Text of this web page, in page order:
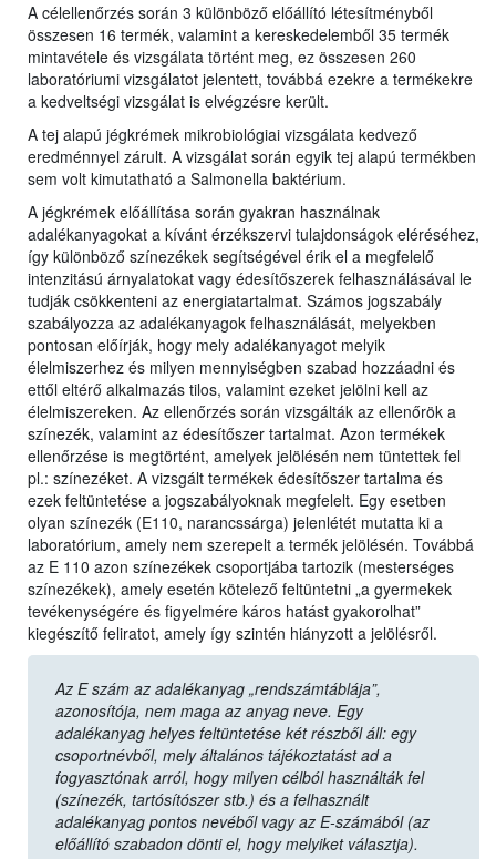
A célellenőrzés során 3 különböző előállító létesítményből
összesen 16 termék, valamint a kereskedelemből 35 termék
mintavétele és vizsgálata történt meg, ez összesen 260
laboratóriumi vizsgálatot jelentett, továbbá ezekre a termékekre
a kedveltségi vizsgálat is elvégzésre került.
A tej alapú jégkrémek mikrobiológiai vizsgálata kedvező
eredménnyel zárult. A vizsgálat során egyik tej alapú termékben
sem volt kimutatható a Salmonella baktérium.
A jégkrémek előállítása során gyakran használnak
adalékanyagokat a kívánt érzékszervi tulajdonságok eléréséhez,
így különböző színezékek segítségével érik el a megfelelő
intenzitású árnyalatokat vagy édesítőszerek felhasználásával le
tudják csökkenteni az energiatartalmat. Számos jogszabály
szabályozza az adalékanyagok felhasználását, melyekben
pontosan előírják, hogy mely adalékanyagot melyik
élelmiszerhez és milyen mennyiségben szabad hozzáadni és
ettől eltérő alkalmazás tilos, valamint ezeket jelölni kell az
élelmiszereken. Az ellenőrzés során vizsgálták az ellenőrök a
színezék, valamint az édesítőszer tartalmat. Azon termékek
ellenőrzése is megtörtént, amelyek jelölésén nem tüntettek fel
pl.: színezéket. A vizsgált termékek édesítőszer tartalma és
ezek feltüntetése a jogszabályoknak megfelelt. Egy esetben
olyan színezék (E110, narancssárga) jelenlétét mutatta ki a
laboratórium, amely nem szerepelt a termék jelölésén. Továbbá
az E 110 azon színezékek csoportjába tartozik (mesterséges
színezékek), amely esetén kötelező feltüntetni „a gyermekek
tevékenységére és figyelmére káros hatást gyakorolhat”
kiegészítő feliratot, amely így szintén hiányzott a jelölésről.
Az E szám az adalékanyag „rendszámtáblája”,
azonosítója, nem maga az anyag neve. Egy
adalékanyag helyes feltüntetése két részből áll: egy
csoportnévből, mely általános tájékoztatást ad a
fogyasztónak arról, hogy milyen célból használták fel
(színezék, tartósítószer stb.) és a felhasznált
adalékanyag pontos nevéből vagy az E-számából (az
előállító szabadon dönti el, hogy melyiket választja).